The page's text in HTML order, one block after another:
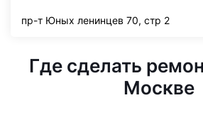
пр-т Юных ленинцев 70, стр 2
Где сделать
Москве